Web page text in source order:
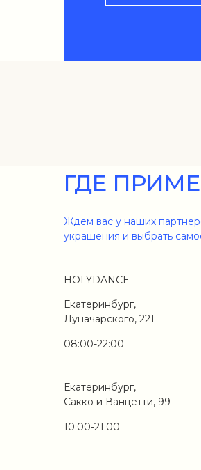
ГДЕ
Екатеринбург,
Луначарского, 221
HOLYDANCE
08:00-22:00
10:00-21:00
Екатеринбург,
Сакко и Ванцетти, 99
Ждем вас у наших
украшения и выбрать